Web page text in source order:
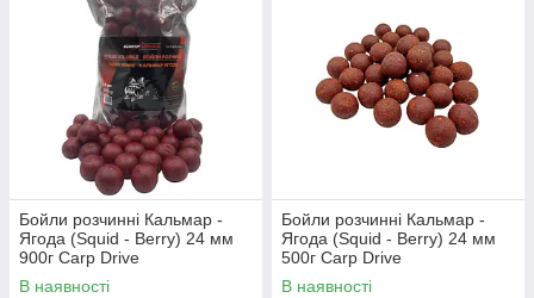
Бойли розчинні Кальмар -
Ягода (Squid - Berry) 24 мм
900г Carp Drive
В наявності
Бойли розчинні Кальмар -
Ягода (Squid - Berry) 24 мм
500г Carp Drive
В наявності